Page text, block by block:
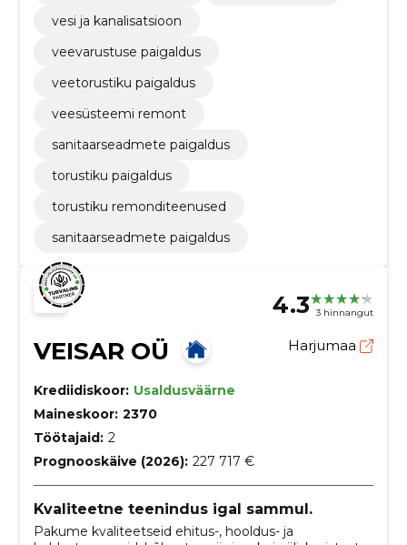
vesi ja kanalisatsioon
veevarustuse paigaldus
veetorustiku paigaldus
veesüsteemi remont
sanitaarseadmete paigaldus
torustiku paigaldus
torustiku remonditeenused
sanitaarseadmete paigaldus
4.3 3 hinnangut
VEISAR OÜ Harjumaa
Krediidiskoor: Usaldusväärne
Maineskoor: 2370
Töötajaid: 2
Prognooskäive (2026): 227 717 €
Kvaliteetne teenindus igal sammul.
Pakume kvaliteetseid ehitus-, hooldus- ja